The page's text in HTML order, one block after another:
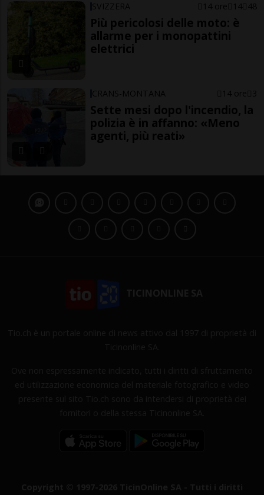
SVIZZERA 14 ore 14 48
Più pericolosi delle moto: è
allarme per i monopattini
elettrici
CRANS-MONTANA 14 ore 3
Sette mesi dopo l'incendio, la
polizia è in affanno: «Meno
agenti, più reati»